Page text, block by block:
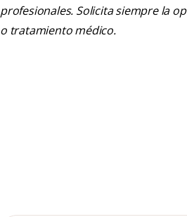
profesionales. Solicita siempre la
o tratamiento médico.